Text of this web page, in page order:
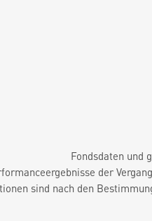
Fondsdaten und
der
sind nach den